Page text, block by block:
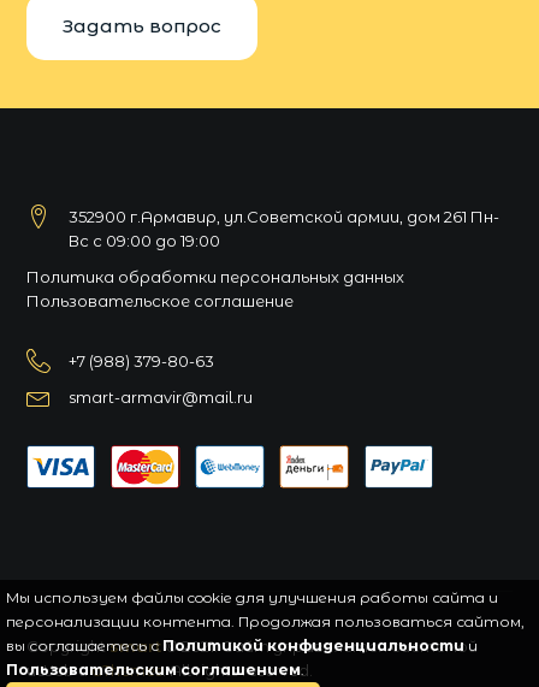
Задать вопрос
352900 г.Армавир, ул.Советской армии, дом 261 Пн-
Вс с 09:00 до 19:00
Политика обработки персональных данных
Пользовательское соглашение
+7 (988) 379-80-63
smart-armavir@mail.ru
Copyrightsmart© 2021.Сайт управляется системой
uWebиaThemes. All rights reserved.
Мы используем файлы cookie для улучшения работы сайта и
персонализации контента. Продолжая пользоваться сайтом,
вы соглашаетесь с Политикой конфиденциальностии
Пользовательским соглашением.